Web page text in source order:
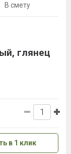
В смету
глянец
в 1 клик